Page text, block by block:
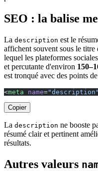
SEO : la balise
La description est le
affichent souvent sous le titre
lequel les plateformes
et percutante d'environ
est tronqué avec des points
<meta name="description"
Copier
La description ne booste
résumé clair et pertinent
résultats.
Autres valeurs